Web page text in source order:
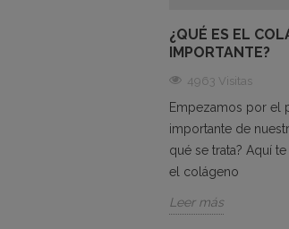
¿QUÉ ES EL
IMPORTANTE?
4963 Visitas
Empezamos por el
importante de
qué se trata? Aquí
el colágeno
Leer más